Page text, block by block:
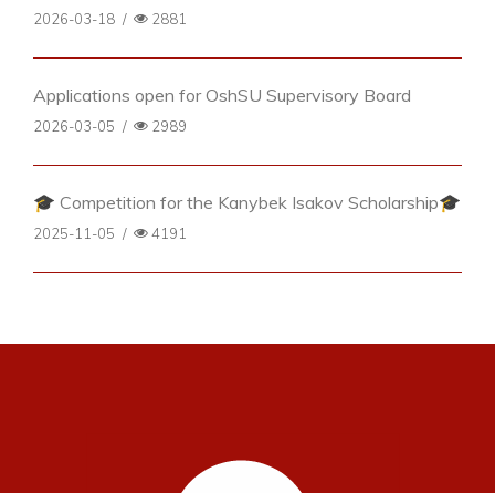
2026-03-18 / 2881
Applications open for OshSU Supervisory Board
2026-03-05 / 2989
🎓 Competition for the Kanybek Isakov Scholarship🎓
2025-11-05 / 4191